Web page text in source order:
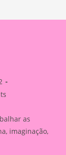
as
imaginação,